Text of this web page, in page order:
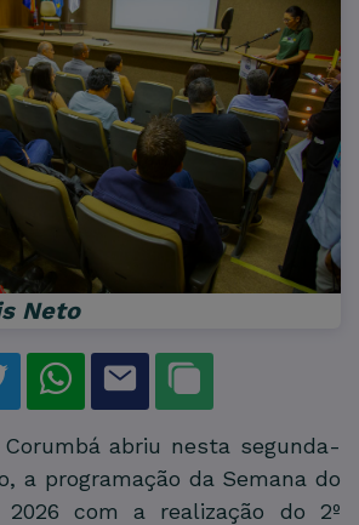
Neto
abriu nesta segunda-
a programação da Semana do
2026 com a realização do 2º